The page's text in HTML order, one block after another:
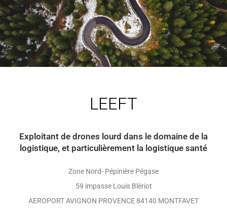
LEEFT
Exploitant de drones lourd dans le domaine de la
logistique, et particulièrement la logistique santé
Zone Nord- Pépinière Pégase
59 impasse Louis Blériot
AEROPORT AVIGNON PROVENCE 84140 MONTFAVET